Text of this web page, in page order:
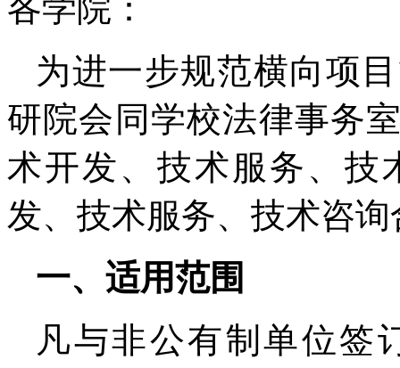
各学院：
为进一步规范横向项
研院会同学校法律事务
术开发、技术服务、技
发、技术服务、技术咨
一、适用范围
凡与非公有制单位签